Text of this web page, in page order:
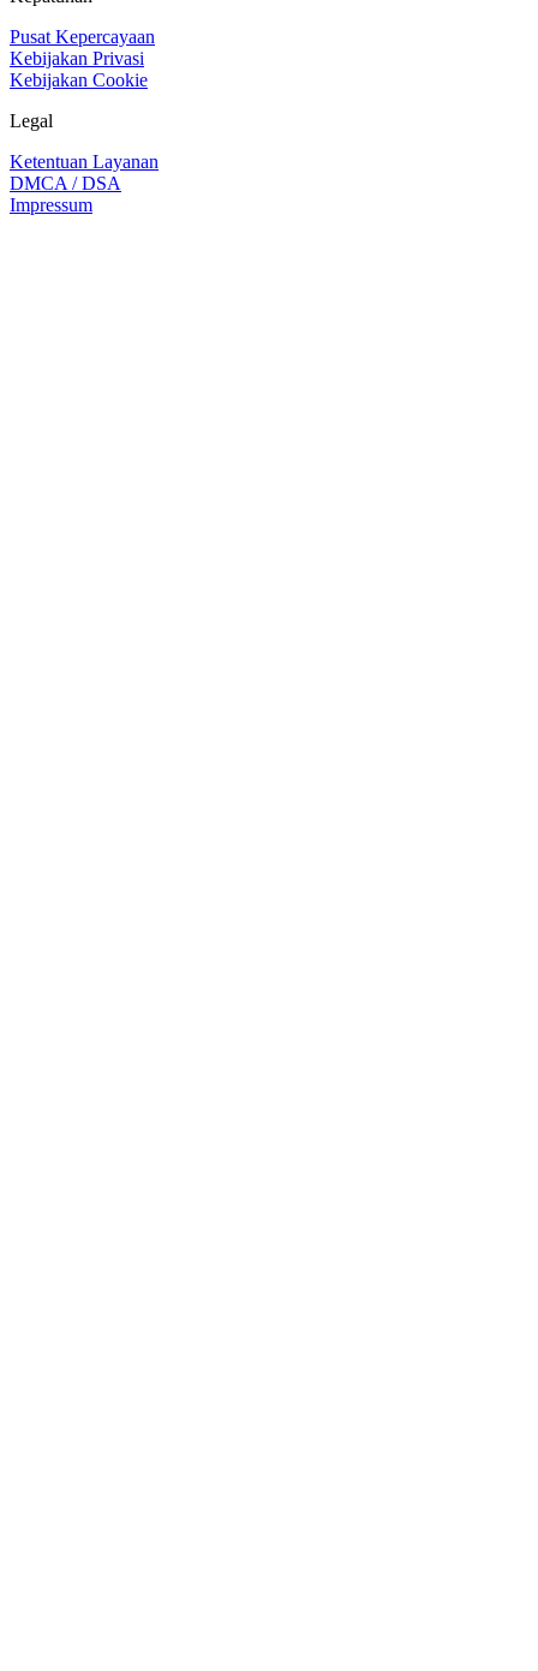
Pusat Kepercayaan
Kebijakan Privasi
Kebijakan Cookie
Legal
Ketentuan Layanan
DMCA / DSA
Impressum